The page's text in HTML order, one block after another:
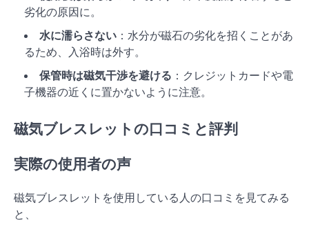
劣化の原因に。
水に濡らさない ：水分が磁石の劣化を招くことがあ
るため、入浴時は外す。
保管時は磁気干渉を避ける ：クレジットカードや電
子機器の近くに置かないように注意。
磁気ブレスレットの口コミと評判
実際の使用者の声
磁気ブレスレットを使用している人の口コミを見てみる
と、